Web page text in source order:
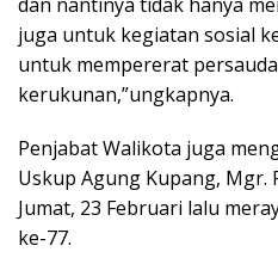
juga untuk kegiatan sosial
untuk mempererat
kerukunan,”ungkapnya.
Penjabat Walikota juga
Uskup Agung Kupang, Mgr.
Jumat, 23 Februari lalu
ke-77.